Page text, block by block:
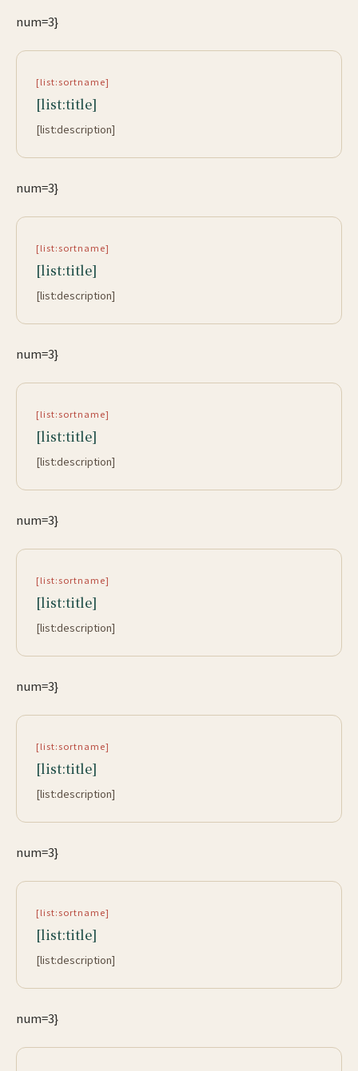
num=3}
[list:sortname]
[list:title]
[list:description]
num=3}
[list:sortname]
[list:title]
[list:description]
num=3}
[list:sortname]
[list:title]
[list:description]
num=3}
[list:sortname]
[list:title]
[list:description]
num=3}
[list:sortname]
[list:title]
[list:description]
num=3}
[list:sortname]
[list:title]
[list:description]
num=3}